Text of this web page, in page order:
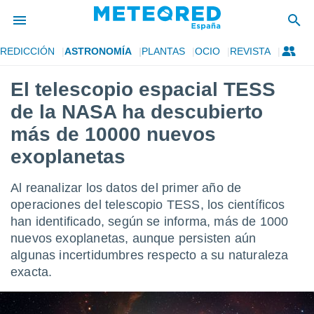
de
por
la
que se
calidad.
las
forma
digital
basada
ASTRONOMÍA PLANTAS OCIO REVISTA
El telescopio espacial TESS
de la NASA ha descubierto
más de 10000 nuevos
exoplanetas
Al reanalizar los datos del primer año de
operaciones del telescopio TESS, los científicos
han identificado, según se informa, más de 1000
nuevos exoplanetas, aunque persisten aún
algunas incertidumbres respecto a su naturaleza
exacta.